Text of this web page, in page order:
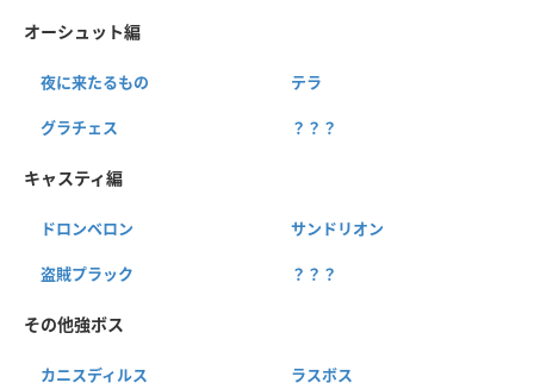
オーシュット編
夜に来たるもの テラ
グラチェス ？？？
キャスティ編
ドロンベロン サンドリオン
盗賊プラック ？？？
その他強ボス
カニスディルス ラスボス